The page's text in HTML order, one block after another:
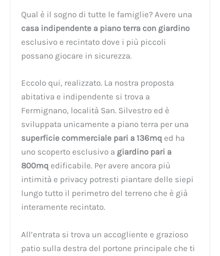
Qual è il sogno di tutte le famiglie? Avere una
casa indipendente a piano terra con giardino
esclusivo e recintato dove i più piccoli
possano giocare in sicurezza.
Eccolo qui, realizzato. La nostra proposta
abitativa e indipendente si trova a
Fermignano, località San. Silvestro ed è
sviluppata unicamente a piano terra per una
superficie commerciale pari a 136mq ed ha
uno scoperto esclusivo a giardino pari a
800mq edificabile. Per avere ancora più
intimità e privacy potresti piantare delle siepi
lungo tutto il perimetro del terreno che è già
interamente recintato.
All’entrata si trova un accogliente e grazioso
patio sulla destra del portone principale che ti